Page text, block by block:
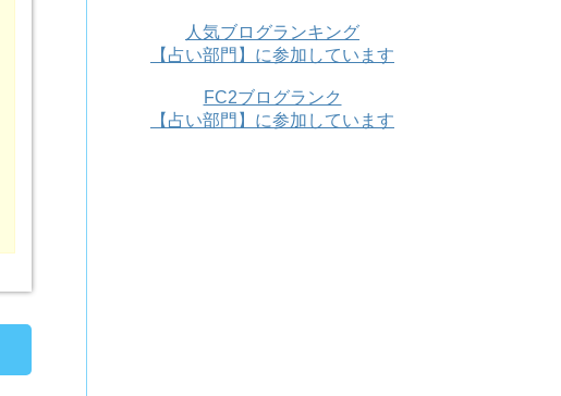
人気ブログランキング
【占い部門】に参加しています
FC2ブログランク
【占い部門】に参加しています